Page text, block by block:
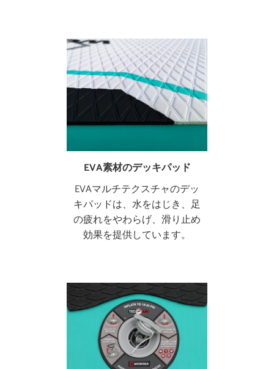
EVA素材のデッキパッド
EVAマルチテクスチャのデッ
キパッドは、水をはじき、足
の疲れをやわらげ、滑り止め
効果を提供しています。